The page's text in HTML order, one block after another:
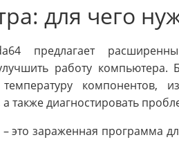
для чего
предлагает
работу компьютера.
компонентов,
также диагностировать
это зараженная программа